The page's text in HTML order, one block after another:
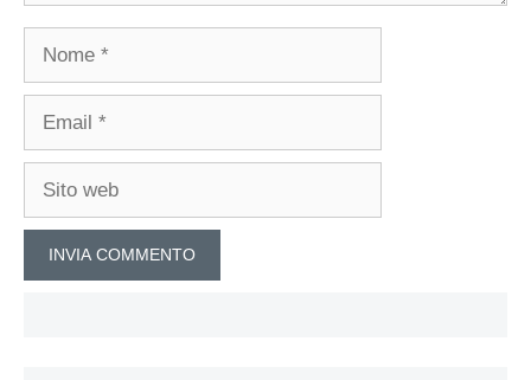
Nome
Email
Sito